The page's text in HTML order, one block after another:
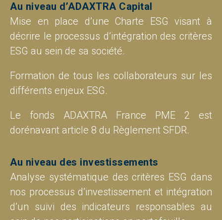
Au niveau d’ADAXTRA Capital
Mise en place d’une Charte ESG visant à
décrire le processus d’intégration des critères
ESG au sein de sa société.
Formation de tous les collaborateurs sur les
différents enjeux ESG.
Le fonds ADAXTRA France PME 2 est
dorénavant article 8 du Règlement SFDR.
Au niveau des investissements
Analyse systématique des critères ESG dans
nos processus d’investissement et intégration
d’un suivi des indicateurs responsables au